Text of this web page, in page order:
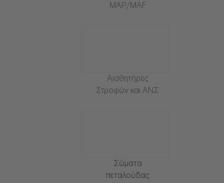
MAP/MAF
Αισθητήρες
Στροφών και ΑΝΣ
Σώματα
πεταλούδας